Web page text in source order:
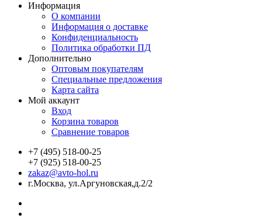
Информация
О компании
Информация о доставке
Конфиденциальность
Политика обработки ПД
Дополнительно
Оптовым покупателям
Специальные предложения
Карта сайта
Мой аккаунт
Вход
Корзина товаров
Сравнение товаров
+7 (495) 518-00-25
+7 (925) 518-00-25
zakaz@avto-hol.ru
г.Москва, ул.Аргуновская,д.2/2